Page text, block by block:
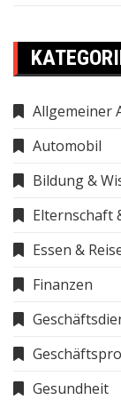
Allgemeiner
Automobil
Bildung &
Elternschaft
Essen &
Finanzen
Gesundheit